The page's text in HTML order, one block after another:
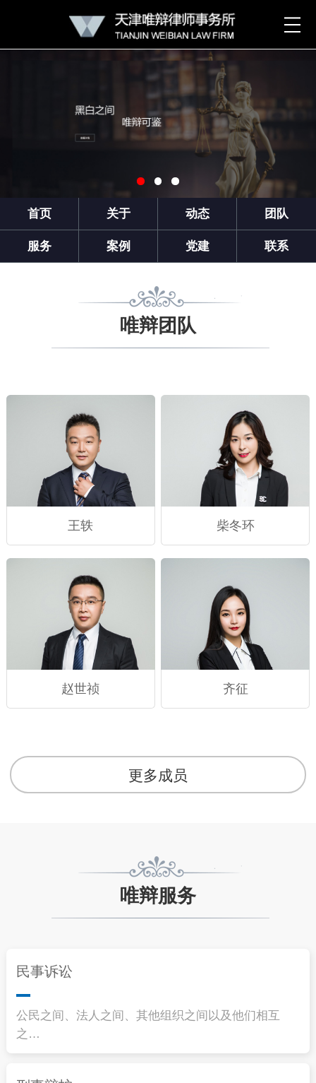
首页 关于 动态 团队
服务 案例 党建 联系
唯辩团队
王轶 柴冬环
赵世祯 齐征
更多成员
唯辩服务
民事诉讼
公民之间、法人之间、其他组织之间以及他们相互
之…